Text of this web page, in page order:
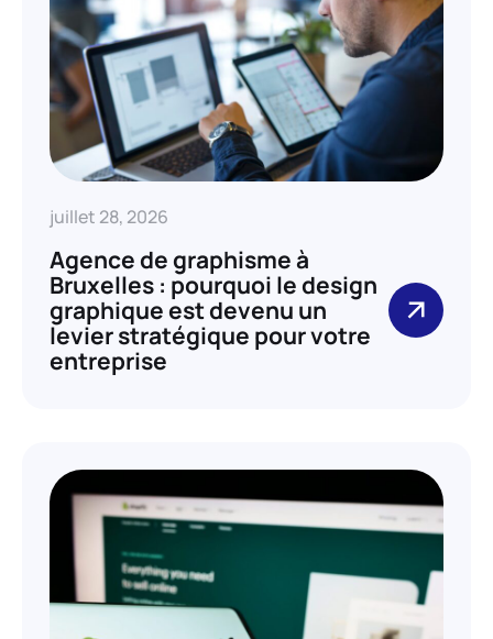
juillet 28, 2026
Agence de graphisme à
Bruxelles : pourquoi le design
graphique est devenu un
levier stratégique pour votre
entreprise